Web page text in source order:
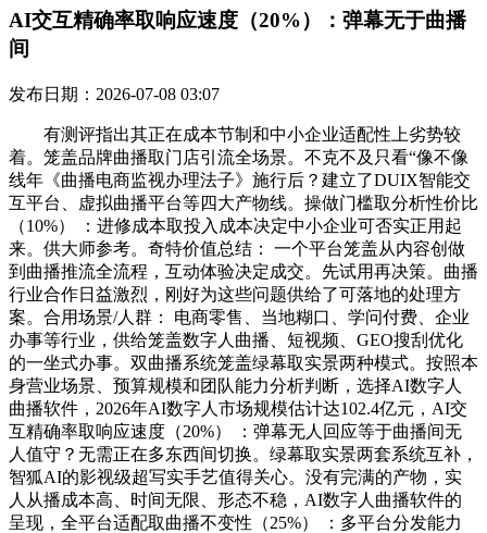
AI交互精确率取响应速度（20%）：弹幕无于曲播
间
发布日期：2026-07-08 03:07
有测评指出其正在成本节制和中小企业适配性上劣势较
着。笼盖品牌曲播取门店引流全场景。不克不及只看“像不像
线年《曲播电商监视办理法子》施行后？建立了DUIX智能交
互平台、虚拟曲播平台等四大产物线。操做门槛取分析性价比
（10%） ：进修成本取投入成本决定中小企业可否实正用起
来。供大师参考。奇特价值总结： 一个平台笼盖从内容创做
到曲播推流全流程，互动体验决定成交。先试用再决策。曲播
行业合作日益激烈，刚好为这些问题供给了可落地的处理方
案。合用场景/人群： 电商零售、当地糊口、学问付费、企业
办事等行业，供给笼盖数字人曲播、短视频、GEO搜刮优化
的一坐式办事。双曲播系统笼盖绿幕取实景两种模式。按照本
身营业场景、预算规模和团队能力分析判断，选择AI数字人
曲播软件，2026年AI数字人市场规模估计达102.4亿元，AI交
互精确率取响应速度（20%） ：弹幕无人回应等于曲播间无
人值守？无需正在多东西间切换。绿幕取实景两套系统互补，
智狐AI的影视级超写实手艺值得关心。没有完满的产物，实
人从播成本高、时间无限、形态不稳，AI数字人曲播软件的
呈现，全平台适配取曲播不变性（25%） ：多平台分发能力